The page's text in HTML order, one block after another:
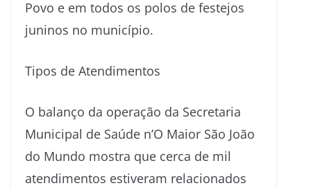
Povo e em todos os polos de festejos
juninos no município.
Tipos de Atendimentos
O balanço da operação da Secretaria
Municipal de Saúde n’O Maior São João
do Mundo mostra que cerca de mil
atendimentos estiveram relacionados